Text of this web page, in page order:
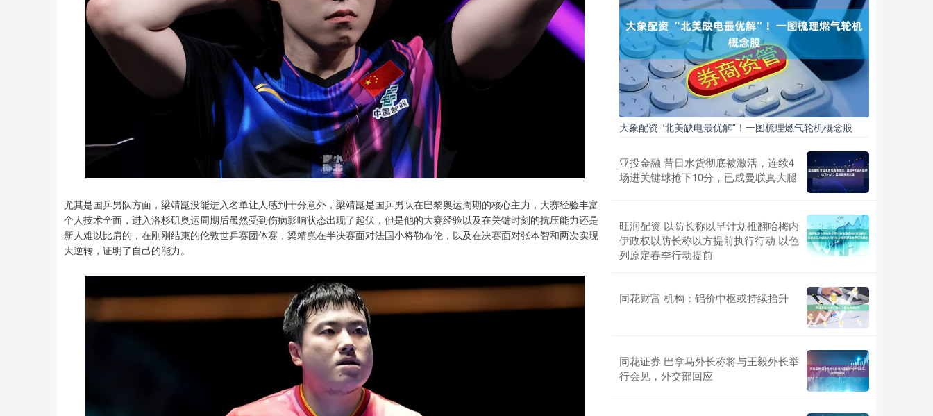
尤其是国乒男队方面，梁靖崑没能进入名单让人感到十分意外，梁靖崑是国乒男队在巴黎奥运周期的核心主力，大赛经验丰富
个人技术全面，进入洛杉矶奥运周期后虽然受到伤病影响状态出现了起伏，但是他的大赛经验以及在关键时刻的抗压能力还是
新人难以比肩的，在刚刚结束的伦敦世乒赛团体赛，梁靖崑在半决赛面对法国小将勒布伦，以及在决赛面对张本智和两次实现
大逆转，证明了自己的能力。
大象配资 “北美缺电最优解”！一图梳理燃气轮机概念股
亚投金融 昔日水货彻底被激活，连续4
场进关键球抢下10分，已成曼联真大腿
旺润配资 以防长称以早计划推翻哈梅内
伊政权以防长称以方提前执行行动 以色
列原定春季行动提前
同花财富 机构：铝价中枢或持续抬升
同花证券 巴拿马外长称将与王毅外长举
行会见，外交部回应